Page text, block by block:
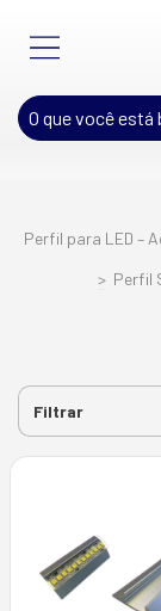
Perfil para LED –
> Perfil
Filtrar